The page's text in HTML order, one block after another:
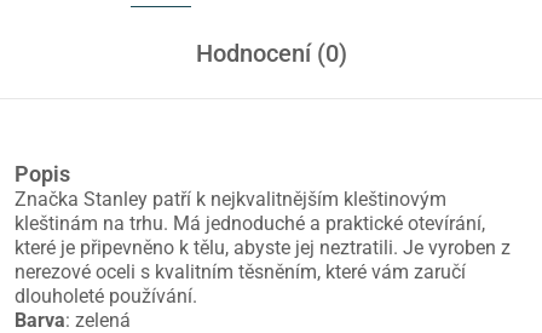
Hodnocení (0)
Popis
Značka Stanley patří k nejkvalitnějším kleštinovým
kleštinám na trhu. Má jednoduché a praktické otevírání,
které je připevněno k tělu, abyste jej neztratili. Je vyroben z
nerezové oceli s kvalitním těsněním, které vám zaručí
dlouholeté používání.
Barva: zelená